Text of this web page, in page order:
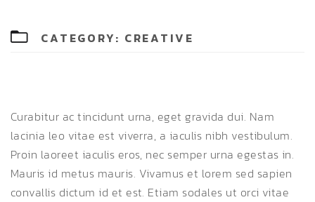
CATEGORY: CREATIVE
Curabitur ac tincidunt urna, eget gravida dui. Nam
lacinia leo vitae est viverra, a iaculis nibh vestibulum.
Proin laoreet iaculis eros, nec semper urna egestas in.
Mauris id metus mauris. Vivamus et lorem sed sapien
convallis dictum id et est. Etiam sodales ut orci vitae